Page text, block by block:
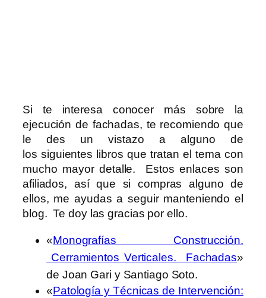
Si te interesa conocer más sobre la
ejecución de fachadas, te recomiendo que
le des un vistazo a alguno de
los siguientes libros que tratan el tema con
mucho mayor detalle. Estos enlaces son
afiliados, así que si compras alguno de
ellos, me ayudas a seguir manteniendo el
blog. Te doy las gracias por ello.
«Monografías Construcción.
Cerramientos Verticales. Fachadas»
de Joan Gari y Santiago Soto.
«Patología y Técnicas de Intervención: